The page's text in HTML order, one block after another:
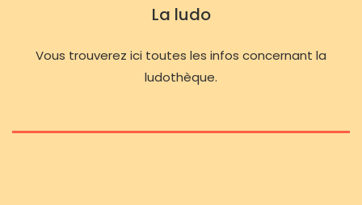
La ludo
Vous trouverez ici toutes les infos concernant la
ludothèque.